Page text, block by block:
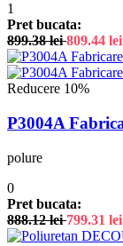
1
Pret bucata:
899.38lei 809.44 lei
Reducere 10%
P3004A
polure
0
Pret bucata:
888.12lei 799.31 lei